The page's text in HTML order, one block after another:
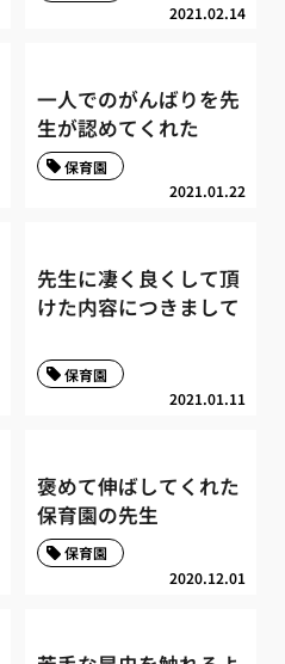
2021.02.14
一人でのがんばりを先
生が認めてくれた
2021.01.22
保育園
先生に凄く良くして頂
けた内容につきまして
2021.01.11
保育園
褒めて伸ばしてくれた
保育園の先生
2020.12.01
保育園